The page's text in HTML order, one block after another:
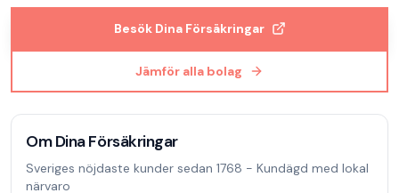
Besök Dina Försäkringar
Jämför alla bolag
OmDina Försäkringar
Sveriges nöjdaste kunder sedan 1768 - Kundägd med lokal
närvaro